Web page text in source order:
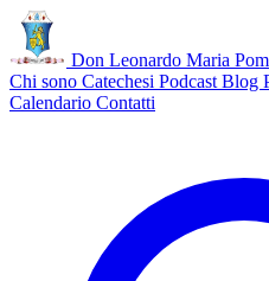
Don Leonardo Maria
Chi sono Catechesi Podcast Blog
Calendario Contatti